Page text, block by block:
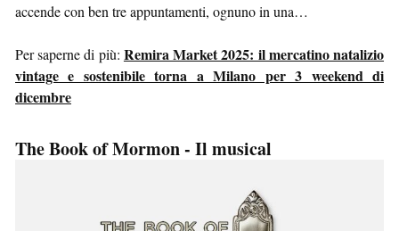
accende con ben tre appuntamenti, ognuno in una…
Per saperne di più: Remira Market 2025: il mercatino natalizio
vintage e sostenibile torna a Milano per 3 weekend di
dicembre
The Book of Mormon - Il musical